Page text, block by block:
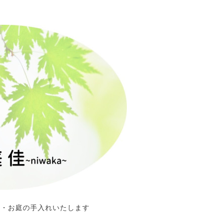
・お庭の手入れいたします